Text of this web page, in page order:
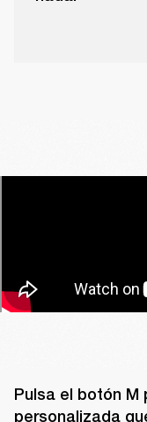
Pulsa el botón M
personalizada